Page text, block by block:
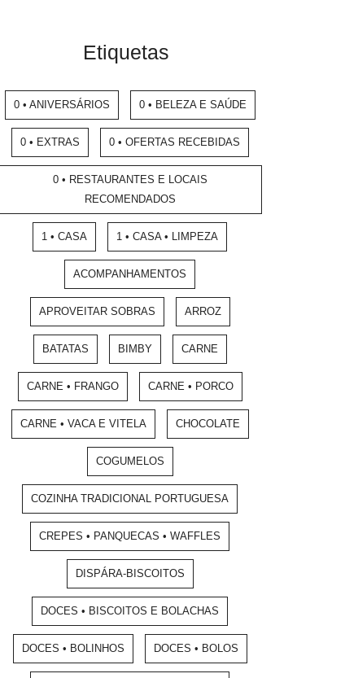
Etiquetas
0 • ANIVERSÁRIOS 0 • BELEZA E SAÚDE
0 • EXTRAS 0 • OFERTAS RECEBIDAS
0 • RESTAURANTES E LOCAIS
RECOMENDADOS
1 • CASA 1 • CASA • LIMPEZA
ACOMPANHAMENTOS
APROVEITAR SOBRAS ARROZ
BATATAS BIMBY CARNE
CARNE • FRANGO CARNE • PORCO
CARNE • VACA E VITELA CHOCOLATE
COGUMELOS
COZINHA TRADICIONAL PORTUGUESA
CREPES • PANQUECAS • WAFFLES
DISPÁRA-BISCOITOS
DOCES • BISCOITOS E BOLACHAS
DOCES • BOLINHOS DOCES • BOLOS